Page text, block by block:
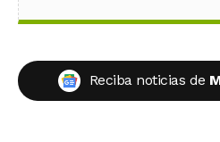
Reciba noticias de